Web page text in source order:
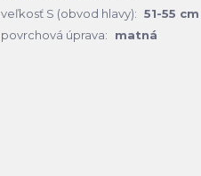
veľkosť S (obvod hlavy): 51-55 cm
povrchová úprava:
matná